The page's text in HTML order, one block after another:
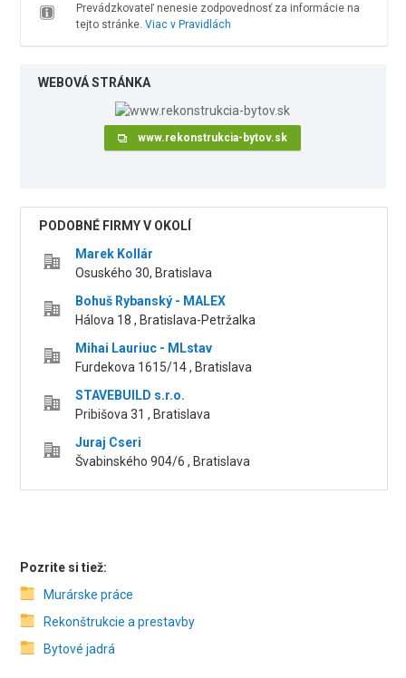
Prevádzkovateľ nenesie zodpovednosť za informácie na
tejto stránke. Viac v Pravidlách
WEBOVÁ STRÁNKA
www.rekonstrukcia-bytov.sk
PODOBNÉ FIRMY V OKOLÍ
Marek Kollár
Osuského 30, Bratislava
Bohuš Rybanský - MALEX
Hálova 18 , Bratislava-Petržalka
Mihai Lauriuc - MLstav
Furdekova 1615/14 , Bratislava
STAVEBUILD s.r.o.
Pribišova 31 , Bratislava
Juraj Cseri
Švabinského 904/6 , Bratislava
Pozrite si tiež:
Murárske práce
Rekonštrukcie a prestavby
Bytové jadrá